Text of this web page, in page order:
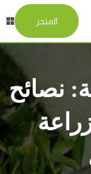
المتجر
نصائح